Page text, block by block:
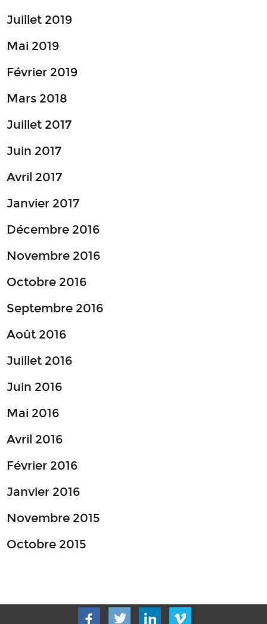
Juillet 2019
Mai 2019
Février 2019
Mars 2018
Juillet 2017
Juin 2017
Avril 2017
Janvier 2017
Décembre 2016
Novembre 2016
Octobre 2016
Septembre 2016
Août 2016
Juillet 2016
Juin 2016
Mai 2016
Avril 2016
Février 2016
Janvier 2016
Novembre 2015
Octobre 2015